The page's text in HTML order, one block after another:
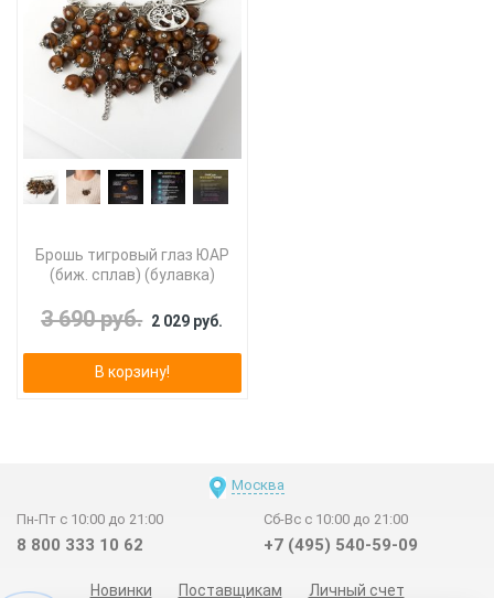
Брошь тигровый глаз ЮАР
(биж. сплав) (булавка)
3 690 руб. 2 029 руб.
В корзину!
Москва
Пн-Пт с 10:00 до 21:00
8 800 333 10 62
Сб-Вс с 10:00 до 21:00
+7 (495) 540-59-09
Новинки Поставщикам Личный счет